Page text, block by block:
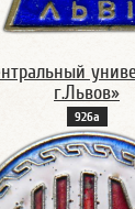
г.Львов»
926а